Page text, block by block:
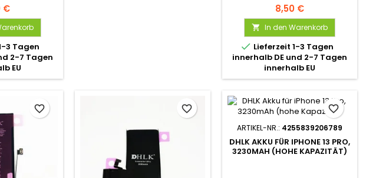
€
3 Tagen
2-7 Tagen
EU
8,50 €
 In den Warenkorb
 Lieferzeit 1-3 Tagen
innerhalb DE und 2-7 Tagen
innerhalb EU
favorite_border favorite_border
ARTIKEL-NR.: 4255839206789
DHLK AKKU FÜR IPHONE 13 PRO,
3230MAH (HOHE KAPAZITÄT)
favorite_border